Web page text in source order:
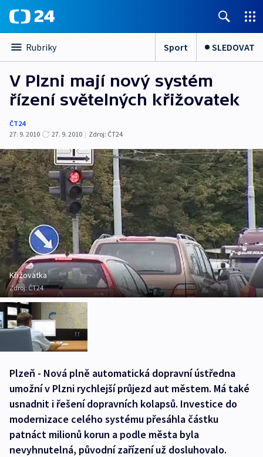
Rubriky Sport SLEDOVAT
V Plzni mají nový systém
řízení světelných křižovatek
ČT24
27. 9. 2010
27. 9. 2010 | Zdroj: ČT24
Křižovatka
Zdroj:ČT24
Plzeň - Nová plně automatická dopravní ústředna
umožní v Plzni rychlejší průjezd aut městem. Má také
usnadnit i řešení dopravních kolapsů. Investice do
modernizace celého systému přesáhla částku
patnáct milionů korun a podle města byla
nevyhnutelná, původní zařízení už dosluhovalo.